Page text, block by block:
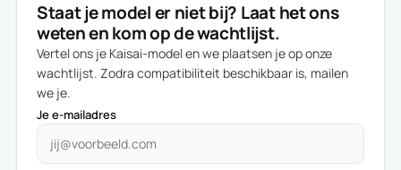
Staat je model er niet bij? Laat het ons
weten en kom op de wachtlijst.
Vertel ons je Kaisai-model en we plaatsen je op onze
wachtlijst. Zodra compatibiliteit beschikbaar is, mailen
we je.
Je e-mailadres